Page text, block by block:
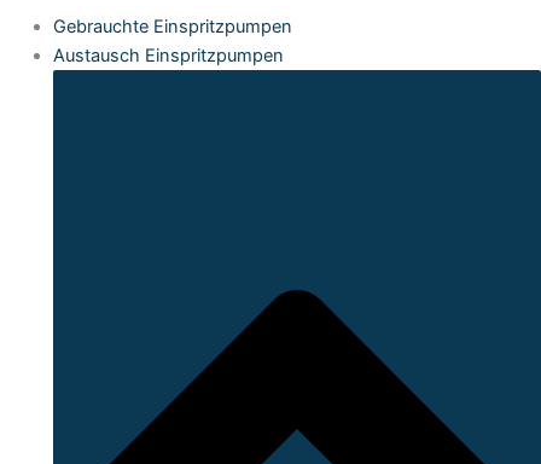
Gebrauchte Einspritzpumpen
Austausch Einspritzpumpen